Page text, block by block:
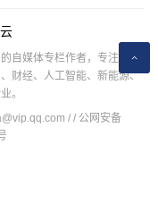
自媒体专栏作者，专注于公
财经、人工智能、新能源、
。
/ / 公网安备